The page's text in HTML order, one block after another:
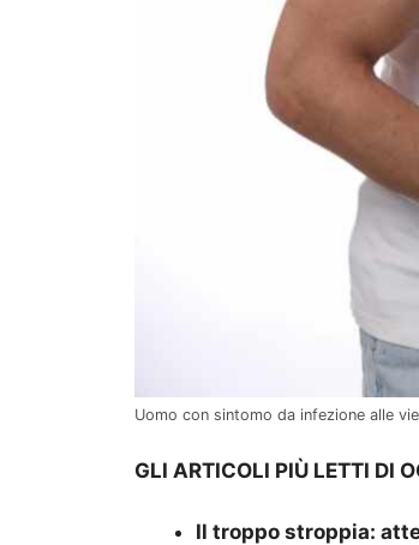
Uomo con sintomo da infezione alle
GLI ARTICOLI PIÙ LETTI DI
Il troppo stroppia: